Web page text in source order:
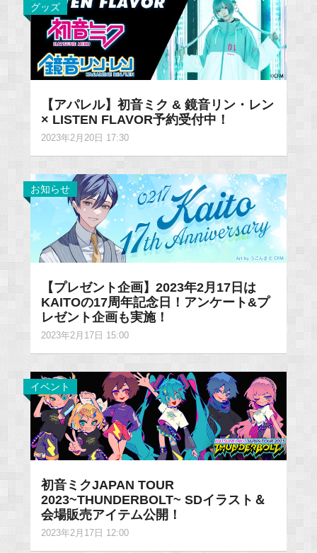
グッズ
【アパレル】初音ミク & 鏡音リン・レン
× LISTEN FLAVOR予約受付中！
2023年2月20日 17:30
お知らせ
【プレゼント企画】2023年2月17日は
KAITOの17周年記念日！アンケート&プ
レゼント企画も実施！
2023年2月17日 15:00
イベント
初音ミクJAPAN TOUR
2023~THUNDERBOLT~ SDイラスト＆
会場販売アイテム公開！
2023年2月17日 12:00